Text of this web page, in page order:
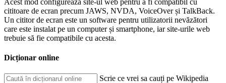
Acest mod configurează site-ul web pentru a fi compatibil cu
cititoare de ecran precum JAWS, NVDA, VoiceOver și TalkBack.
Un cititor de ecran este un software pentru utilizatorii nevăzători
care este instalat pe un computer și smartphone, iar site-urile web
trebuie să fie compatibile cu acesta.
Dicționar online
Scrie ce vrei sa cauți pe Wikipedia